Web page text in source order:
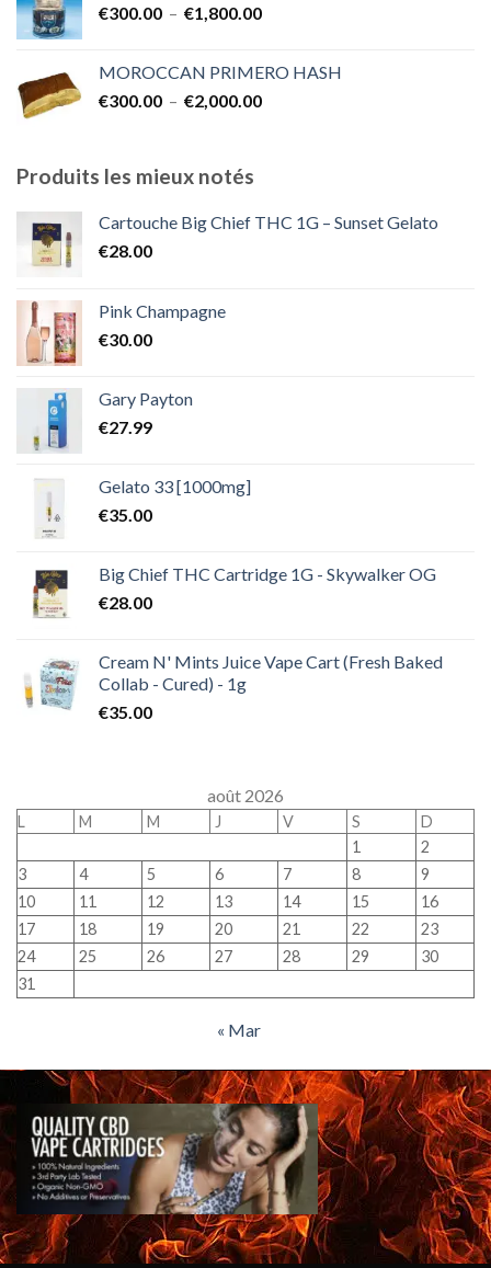
à
€300.00 – €1,800.00Plage
€300.00
à
MOROCCAN PRIMERO HASH
€300.00 – €2,000.00Plage
€2,000.00
Produits les mieux notés
Cartouche Big Chief THC 1G – Sunset Gelato
€28.00
Pink Champagne
€30.00
Gary Payton
€27.99
Gelato 33 [1000mg]
€35.00
Big Chief THC Cartridge 1G - Skywalker OG
€28.00
Cream N' Mints Juice Vape Cart (Fresh Baked
Collab - Cured) - 1g
€35.00
août 2026
L M M J V S
D
1
2
3
4 5 6 7 8
9
10
11 12 13 14 15
16
17
18 19 20 21 22
23
24
25 26 27 28 29
30
31
« Mar